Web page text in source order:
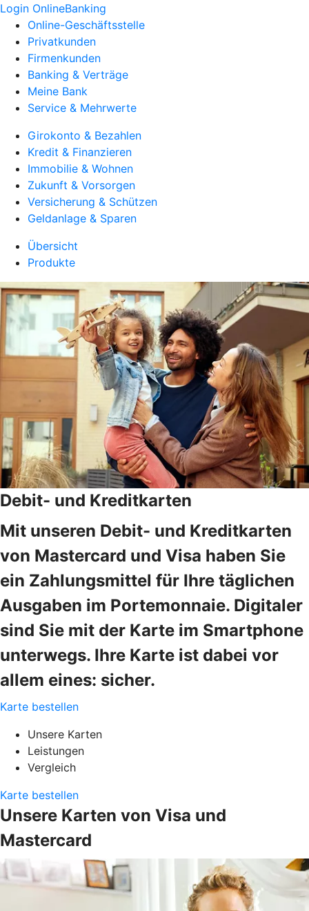
Login OnlineBanking
Online-Geschäftsstelle
Privatkunden
Firmenkunden
Banking & Verträge
Meine Bank
Service & Mehrwerte
Girokonto & Bezahlen
Kredit & Finanzieren
Immobilie & Wohnen
Zukunft & Vorsorgen
Versicherung & Schützen
Geldanlage & Sparen
Übersicht
Produkte
Debit- und Kreditkarten
Mit unseren Debit- und Kreditkarten
von Mastercard und Visa haben Sie
ein Zahlungsmittel für Ihre täglichen
Ausgaben im Portemonnaie. Digitaler
sind Sie mit der Karte im Smartphone
unterwegs. Ihre Karte ist dabei vor
allem eines: sicher.
Karte bestellen
Unsere Karten
Leistungen
Vergleich
Karte bestellen
Unsere Karten von Visa und
Mastercard